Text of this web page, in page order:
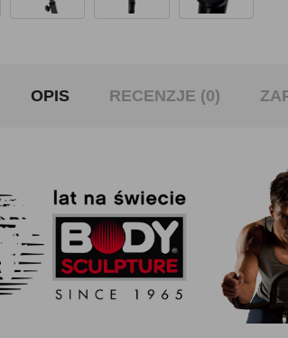
OPIS RECENZJE (0)